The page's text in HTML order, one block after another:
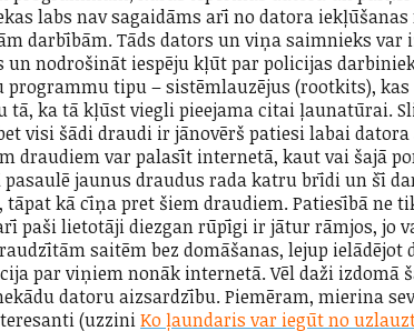
labs nav sagaidāms arī no datora
darbībām. Tāds dators un viņa saimnieks
nodrošināt iespēju kļūt par policijas
tipu – sistēmlauzējus (rootkits), kas
tā, ka tā kļūst viegli pieejama citai ļaunatūrai.
visi šādi draudi ir jānovērš patiesi labai
draudiem var palasīt internetā, kaut vai šajā
jaunus draudus rada katru brīdi un šī
kā cīņa pret šiem draudiem. Patiesībā ne
paši lietotāji diezgan rūpīgi ir jātur rāmjos, jo
saitēm bez domāšanas, lejup ielādējot
par viņiem nonāk internetā. Vēl daži izdomā
datoru aizsardzību. Piemēram, mierina
(uzziniKo ļaundaris var iegūt no